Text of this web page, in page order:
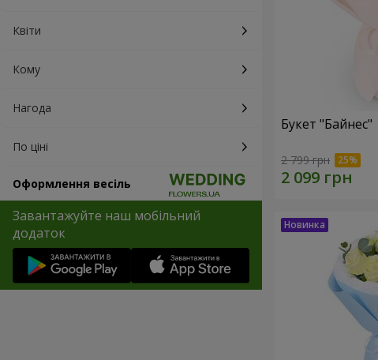
Квіти
Кому
Нагода
По ціні
Оформлення весіль
Завантажуйте наш мобільний
додаток
Букет "Байнес"
2 799 грн